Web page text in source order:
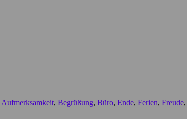
Aufmerksamkeit, Begrüßung, Büro, Ende, Ferien, Freude,